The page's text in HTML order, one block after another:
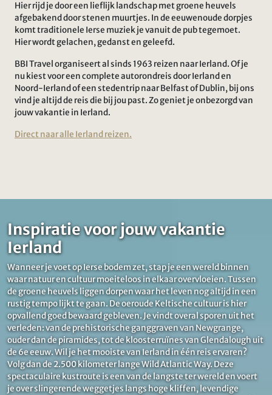
Hier rijd je door een lieflijk landschap met groene heuvels
afgebakend door stenen muurtjes. In de eeuwenoude dorpjes
komt traditionele Ierse muziek je vanuit de pub tegemoet.
Hier wordt gelachen, gedanst en geleefd.
BBI Travel organiseert al sinds 1963 reizen naar Ierland. Of je
nu kiest voor een complete autorondreis door Ierland en
Noord-Ierland of een stedentrip naar Belfast of Dublin, bij ons
vind je altijd de reis die bij jou past. Zo geniet je onbezorgd van
jouw vakantie in Ierland.
Direct naar alle Ierland reizen.
Inspiratie voor jouw vakantie
Ierland
Wanneer je voet op Ierse bodem zet, stap je een wereld binnen
waar natuur en cultuur moeiteloos in elkaar overvloeien. Tussen
de groene heuvels liggen dorpen waar het leven nog altijd in een
rustig tempo lijkt te gaan. De oeroude Keltische cultuur is hier
opvallend goed bewaard gebleven. Je vindt overal sporen uit het
verleden: van de prehistorische ganggraven van Newgrange,
ouder dan de piramides, tot de kloosterruïnes van Glendalough uit
de 6e eeuw. Wil je het mooiste van Ierland in één reis ervaren?
Volg dan de 2.500 kilometer lange Wild Atlantic Way. Deze
spectaculaire kustroute is een van de langste ter wereld en voert
je over slingerende weggetjes langs hoge kliffen, levendige